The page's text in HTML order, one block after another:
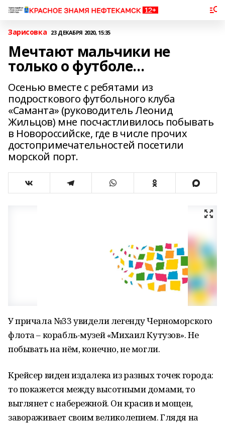
Зарисовка 23 ДЕКАБРЯ 2020, 15:35
Мечтают мальчики не
только о футболе…
Осенью вместе с ребятами из
подросткового футбольного клуба
«Саманта» (руководитель Леонид
Жильцов) мне посчастливилось побывать
в Новороссийске, где в числе прочих
достопримечательностей посетили
морской порт.
У причала №33 увидели легенду Черноморского
флота – корабль-музей «Михаил Кутузов». Не
побывать на нём, конечно, не могли.
Крейсер виден издалека из разных точек города:
то покажется между высотными домами, то
выглянет с набережной. Он красив и мощен,
завораживает своим великолепием. Глядя на